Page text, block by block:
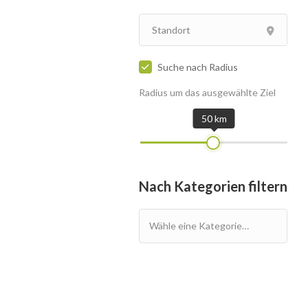
Suche nach Radius
Radius um das ausgewählte Ziel
50 km
Nach Kategorien filtern